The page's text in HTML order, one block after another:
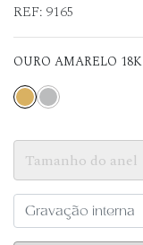
REF: 9165
OURO AMARELO 18K